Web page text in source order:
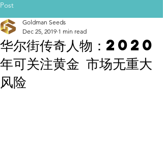
Post
华尔街传奇人物：2020
年可关注黄金 市场无重大
风险
Goldman Seeds
Dec 25, 2019 1 min read